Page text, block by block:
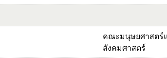
คณะมนุษยศาสตร์
สังคมศาสตร์